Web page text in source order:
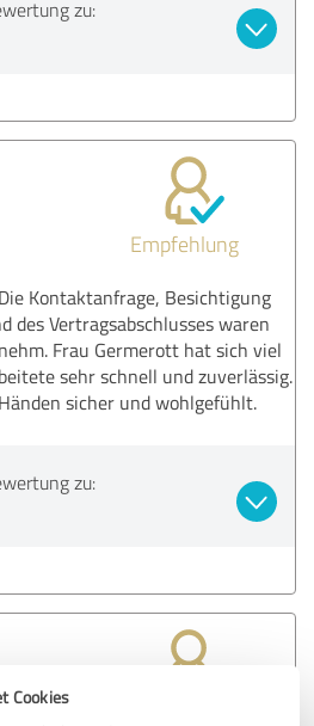
Cookies
zu:
Empfehlung
Kontaktanfrage, Besichtigung
des Vertragsabschlusses waren
Frau Germerott hat sich viel
sehr schnell und zuverlässig.
sicher und wohlgefühlt.
zu: